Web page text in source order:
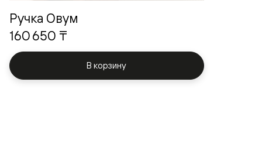
Ручка Овум
160 650 ₸
В корзину